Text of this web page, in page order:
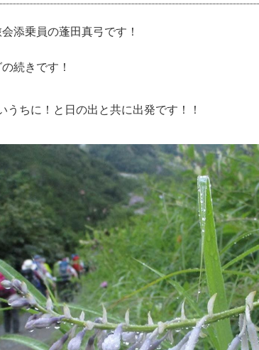
添乗員の蓬田真弓です！
続きです！
うちに！と日の出と共に出発です！！